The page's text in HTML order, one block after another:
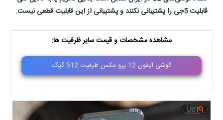
قابلیت 5جی را پشتیبانی نکنند و پشتیبانی از این قابلیت قطعی نیست.
مشاهده مشخصات و قیمت سایر ظرفیت ها:
گوشی آیفون 12 پرو مکس ظرفیت 512 گیگ